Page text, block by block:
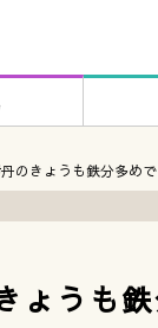
のきょうも鉄分多め
ょうも